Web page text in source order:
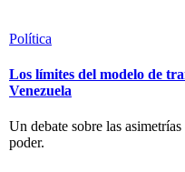
Política
Los límites del modelo de
Venezuela
Un debate sobre las
poder.